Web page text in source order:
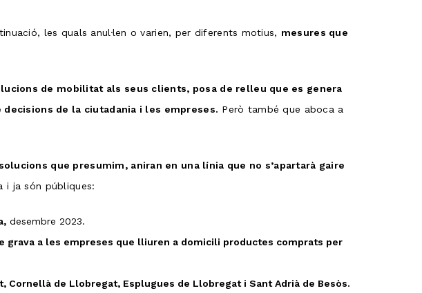
les quals anul·len o varien, per diferents motius, mesures que
de mobilitat als seus clients, posa de relleu que es genera
de la ciutadania i les empreses. Però també que aboca a
que presumim, aniran en una línia que no s’apartarà gaire
i ja són públiques:
desembre 2023.
grava a les empreses que lliuren a domicili productes comprats per
Cornellà de Llobregat, Esplugues de Llobregat i Sant Adrià de Besòs.